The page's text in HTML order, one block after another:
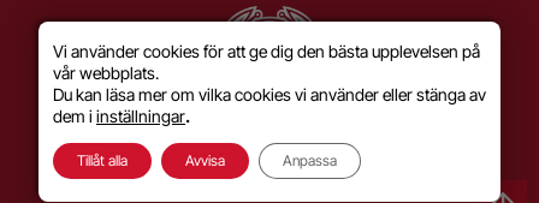
Vi använder cookies för att ge dig den bästa upplevelsen på
vår webbplats.
Du kan läsa mer om vilka cookies vi använder eller stänga av
dem i inställningar.
Tillåt alla Avvisa Anpassa